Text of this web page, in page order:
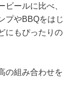
ールに比べ、
プやBBQをはじ
にもぴったりの
の組み合わせを